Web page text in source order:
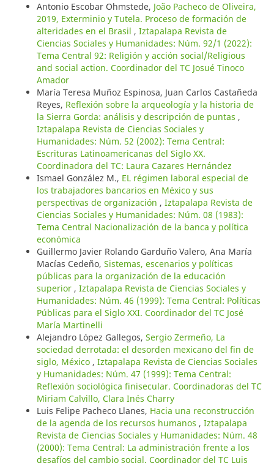
Antonio Escobar Ohmstede, João Pacheco de Oliveira,
2019, Exterminio y Tutela. Proceso de formación de
alteridades en el Brasil , Iztapalapa Revista de
Ciencias Sociales y Humanidades: Núm. 92/1 (2022):
Tema Central 92: Religión y acción social/Religious
and social action. Coordinador del TC Josué Tinoco
Amador
María Teresa Muñoz Espinosa, Juan Carlos Castañeda
Reyes, Reflexión sobre la arqueología y la historia de
la Sierra Gorda: análisis y descripción de puntas ,
Iztapalapa Revista de Ciencias Sociales y
Humanidades: Núm. 52 (2002): Tema Central:
Escrituras Latinoamericanas del Siglo XX.
Coordinadora del TC: Laura Cazares Hernández
Ismael González M., EL régimen laboral especial de
los trabajadores bancarios en México y sus
perspectivas de organización , Iztapalapa Revista de
Ciencias Sociales y Humanidades: Núm. 08 (1983):
Tema Central Nacionalización de la banca y política
económica
Guillermo Javier Rolando Garduño Valero, Ana María
Macías Cedeño, Sistemas, escenarios y políticas
públicas para la organización de la educación
superior , Iztapalapa Revista de Ciencias Sociales y
Humanidades: Núm. 46 (1999): Tema Central: Políticas
Públicas para el Siglo XXI. Coordinador del TC José
María Martinelli
Alejandro López Gallegos, Sergio Zermeño, La
sociedad derrotada: el desorden mexicano del fin de
siglo, México , Iztapalapa Revista de Ciencias Sociales
y Humanidades: Núm. 47 (1999): Tema Central:
Reflexión sociológica finisecular. Coordinadoras del TC
Miriam Calvillo, Clara Inés Charry
Luis Felipe Pacheco Llanes, Hacia una reconstrucción
de la agenda de los recursos humanos , Iztapalapa
Revista de Ciencias Sociales y Humanidades: Núm. 48
(2000): Tema Central: La administración frente a los
desafíos del cambio social. Coordinador del TC Luis